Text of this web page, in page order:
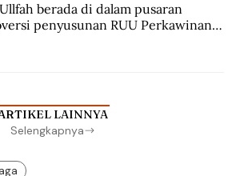
berada di dalam pusaran
penyusunan RUU Perkawinan.
LAINNYA
Selengkapnya